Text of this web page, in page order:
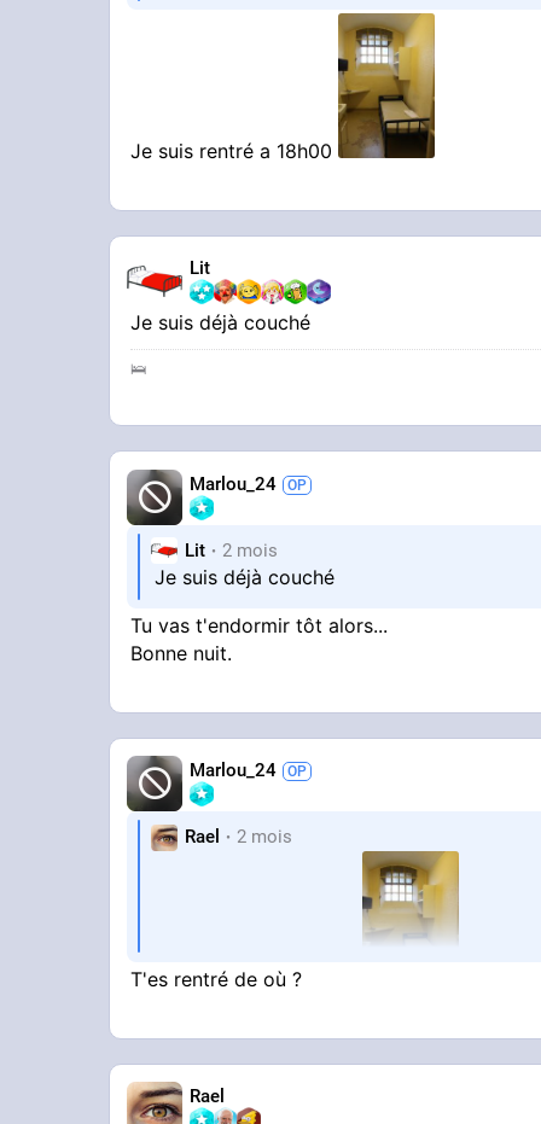
Je suis rentré a 18h00
Lit
Je suis déjà couché
🛌
Marlou_24
Lit 2 mois
Je suis déjà couché
Tu vas t'endormir tôt alors...
Bonne nuit.
Marlou_24
Rael 2 mois
Je suis rentré a 18h00
T'es rentré de où ?
Rael